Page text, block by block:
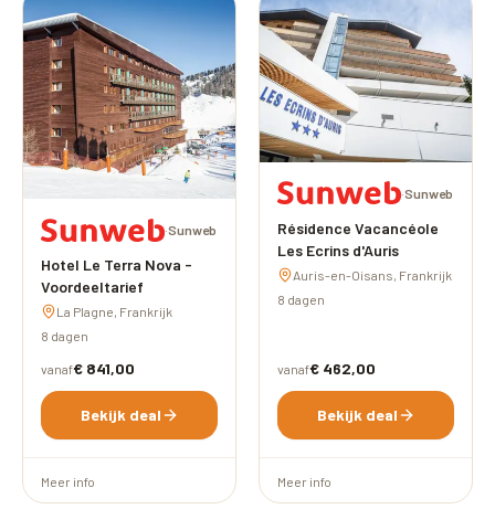
·Sunweb
Hotel Le Terra Nova -
Voordeeltarief
La Plagne, Frankrijk
8 dagen
vanaf€ 841,00
Bekijk deal
Meer info
·Sunweb
Résidence Vacancéole
Les Ecrins d'Auris
Auris-en-Oisans, Frankrijk
8 dagen
vanaf€ 462,00
Bekijk deal
Meer info